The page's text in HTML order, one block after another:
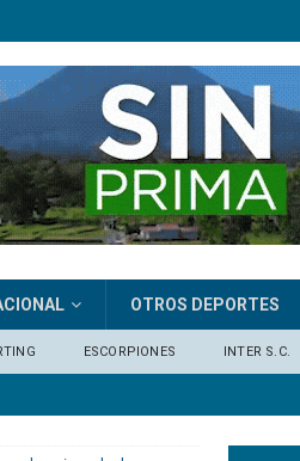
OTROS DEPORTES
ESCORPIONES INTER S.C.